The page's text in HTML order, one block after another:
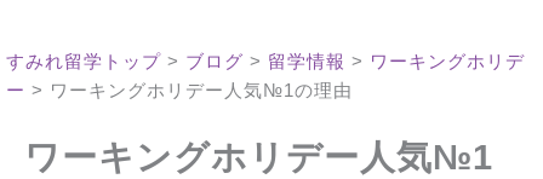
すみれ留学トップ > ブログ > 留学情報 > ワーキングホリデ
ー > ワーキングホリデー人気№1の理由
ワーキングホリデー人気№1